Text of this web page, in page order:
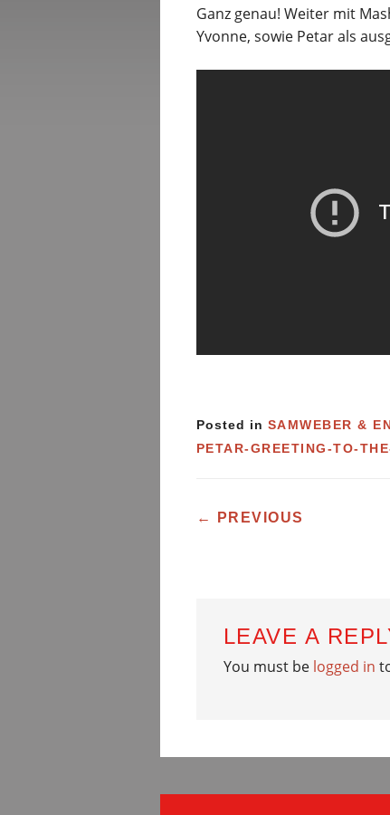
Ganz genau! Weiter mit
Yvonne, sowie Petar als
Posted in SAMWEBER &
PETAR-GREETING-TO-
POST
← PREVIOUS
LEAVE A
You must be logged in